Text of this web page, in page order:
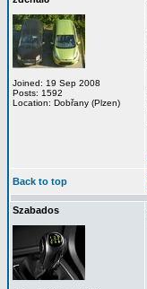
Joined: 19 Sep 2008
Posts: 1592
Location: Dobřany (Plzen)
Back to top
Szabados